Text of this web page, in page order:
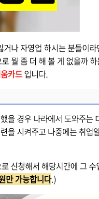
나 자영업 하시는 분들이
뭘 좀 더 해 볼 게 없을까
카드입니다.
을 경우 나라에서 도와주는
을 시켜주고 나중에는 취업
신청해서 해당시간에 그
만 가능합니다.)